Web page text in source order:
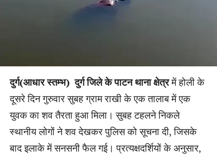
दुर्ग(आधार स्तम्भ) दुर्ग जिले के पाटन थाना क्षेत्रमें होली के
दूसरे दिन गुरुवार सुबह ग्राम राखी के एक तालाब में एक
युवक का शव तैरता हुआ मिला। सुबह टहलने निकले
स्थानीय लोगों ने शव देखकर पुलिस को सूचना दी, जिसके
बाद इलाके में सनसनी फैल गई। प्रत्यक्षदर्शियों के अनुसार,